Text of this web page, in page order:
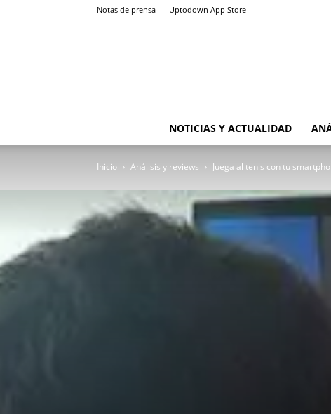
Notas de prensa Uptodown App Store
NOTICIAS Y ACTUALIDAD
Inicio Análisis y reviews Juega al tenis con tu